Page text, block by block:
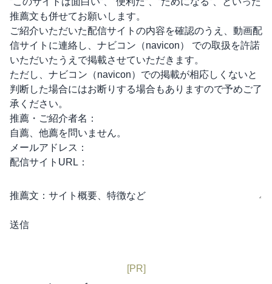
推薦文も併せてお願いします。
ご紹介いただいた配信サイトの内容を確認のうえ、動画配
信サイトに連絡し、 ナビコン（navicon）
での取扱を許諾
いただいたうえで掲載させていただきます。
ただし、 ナビコン（navicon） での掲載が相応しくないと
判断した場合にはお断りする場合もありますので予めご了
承ください。
推薦・ご紹介者名：
自薦、他薦を問いません。
メールアドレス：
配信サイトURL：
推薦文： サイト概要、特徴など
[PR]